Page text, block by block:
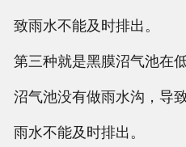
致雨水不能及时排出。
第三种就是黑膜沼气池在
沼气池没有做雨水沟，导
雨水不能及时排出。